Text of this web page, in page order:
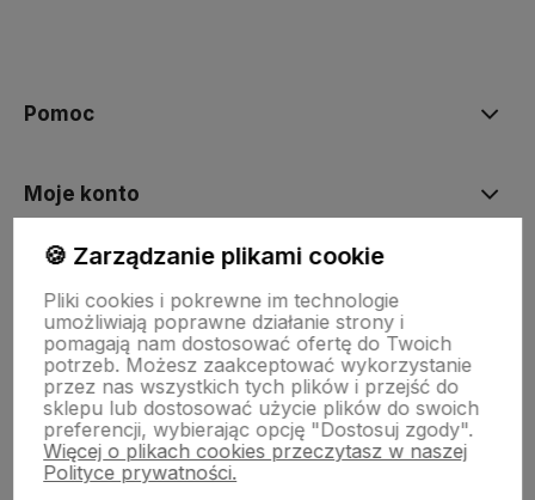
Pomoc
Moje konto
Płatności i dostawa
Informacje
O nas
🍪 Zarządzanie plikami cookie
Pliki cookies i pokrewne im technologie
umożliwiają poprawne działanie strony i
pomagają nam dostosować ofertę do Twoich
potrzeb. Możesz zaakceptować wykorzystanie
przez nas wszystkich tych plików i przejść do
sklepu lub dostosować użycie plików do swoich
preferencji, wybierając opcję "Dostosuj zgody".
Więcej o plikach cookies przeczytasz w naszej
Polityce prywatności.